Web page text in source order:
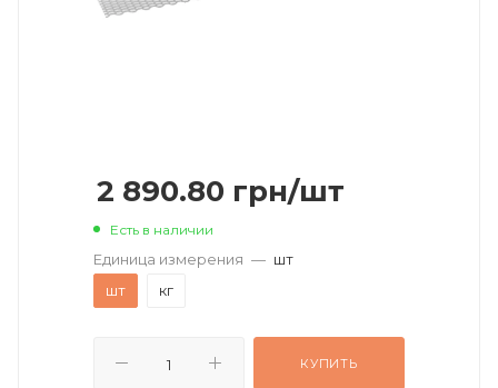
2 890.80 грн/шт
Есть в наличии
Единица измерения — шт
шт
кг
КУПИТЬ